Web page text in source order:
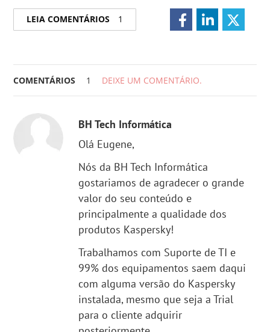
LEIA COMENTÁRIOS 1
COMENTÁRIOS 1 DEIXE UM COMENTÁRIO.
BH Tech Informática
Olá Eugene,
Nós da BH Tech Informática
gostariamos de agradecer o grande
valor do seu conteúdo e
principalmente a qualidade dos
produtos Kaspersky!
Trabalhamos com Suporte de TI e
99% dos equipamentos saem daqui
com alguma versão do Kaspersky
instalada, mesmo que seja a Trial
para o cliente adquirir